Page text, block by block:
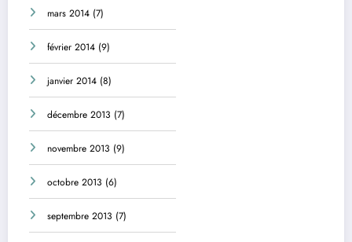
mars 2014 (7)
février 2014 (9)
janvier 2014 (8)
décembre 2013 (7)
novembre 2013 (9)
octobre 2013 (6)
septembre 2013 (7)